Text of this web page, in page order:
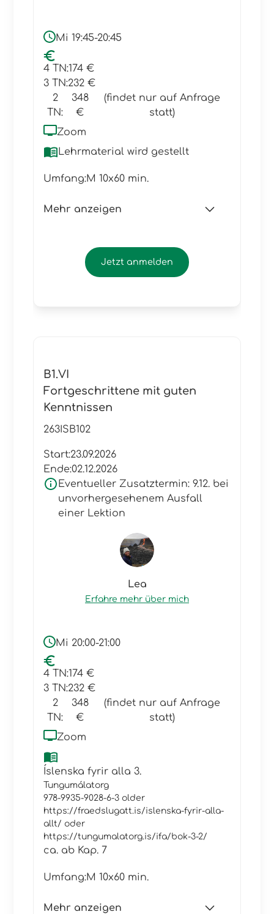
Mi 19:45-20:45
4 TN:174 €
3 TN:232 €
2
TN:
348
€
(findet nur auf Anfrage
statt)
Zoom
Lehrmaterial wird gestellt
Umfang:M 10x60 min.
Mehr anzeigen
und danach mit selbst erstelltem
Material weitergemacht.
Voraussetzung für diesen Kurs ist
Jetzt anmelden
B1.VI
Fortgeschrittene mit guten
Kenntnissen
263ISB102
Start:23.09.2026
Ende:02.12.2026
Eventueller Zusatztermin: 9.12. bei
unvorhergesehenem Ausfall
einer Lektion
Lea
Erfahre mehr über mich
Mi 20:00-21:00
4 TN:174 €
3 TN:232 €
2
TN:
348
€
(findet nur auf Anfrage
statt)
Zoom
Íslenska fyrir alla 3.
Tungumálatorg
978-9935-9028-6-3 older
https://fraedslugatt.is/islenska-fyrir-alla-
allt/ oder
https://tungumalatorg.is/ifa/bok-3-2/
ca. ab Kap. 7
Umfang:M 10x60 min.
Mehr anzeigen